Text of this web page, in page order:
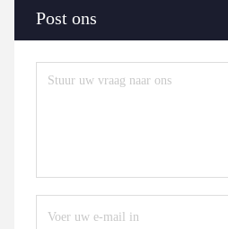
Post ons